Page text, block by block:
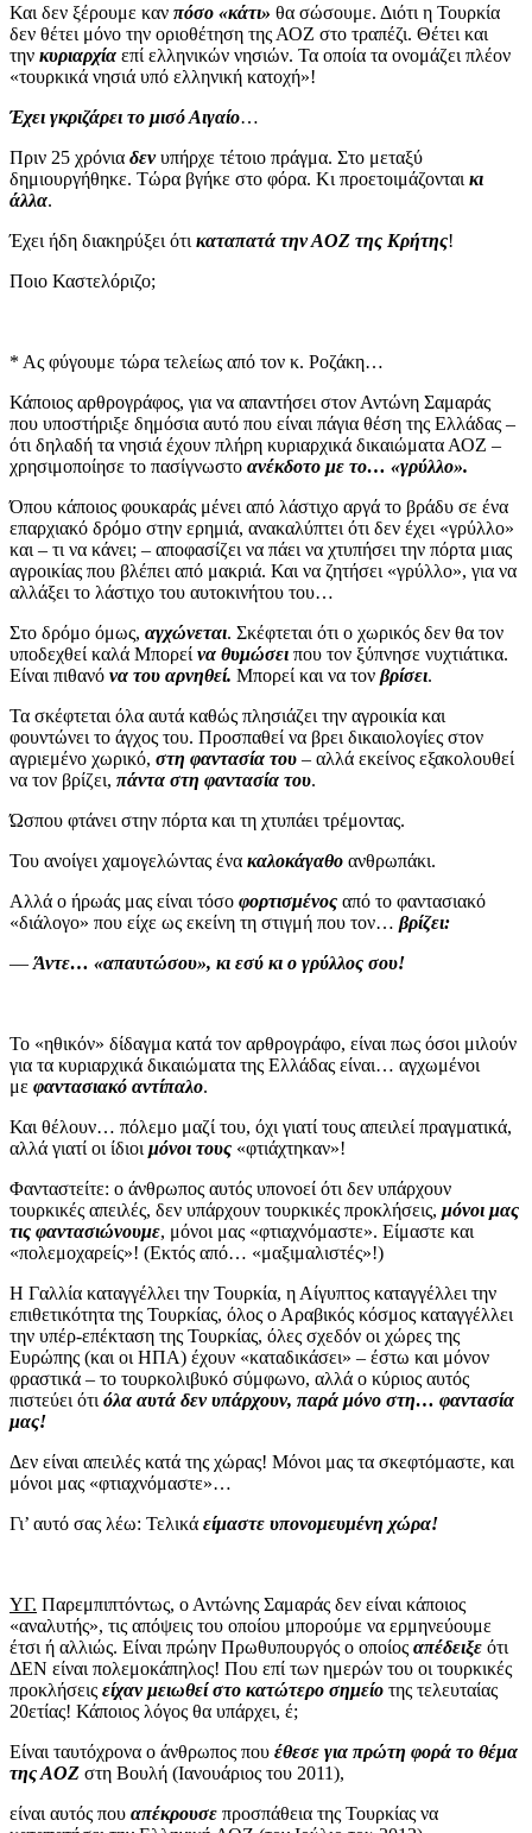
Και δεν ξέρουμε καν πόσο «κάτι» θα σώσουμε. Διότι η Τουρκία
δεν θέτει μόνο την οριοθέτηση της ΑΟΖ στο τραπέζι. Θέτει και
την κυριαρχία επί ελληνικών νησιών. Τα οποία τα ονομάζει πλέον
«τουρκικά νησιά υπό ελληνική κατοχή»!
Έχει γκριζάρει το μισό Αιγαίο…
Πριν 25 χρόνια δενυπήρχε τέτοιο πράγμα. Στο μεταξύ
δημιουργήθηκε. Τώρα βγήκε στο φόρα. Κι προετοιμάζονται κι
άλλα.
Έχει ήδη διακηρύξει ότι καταπατά την ΑΟΖ της Κρήτης!
Ποιο Καστελόριζο;
* Ας φύγουμε τώρα τελείως από τον κ. Ροζάκη…
Κάποιος αρθρογράφος, για να απαντήσει στον Αντώνη Σαμαράς
που υποστήριξε δημόσια αυτό που είναι πάγια θέση της Ελλάδας –
ότι δηλαδή τα νησιά έχουν πλήρη κυριαρχικά δικαιώματα ΑΟΖ –
χρησιμοποίησε το πασίγνωστο ανέκδοτο με το… «γρύλλο».
Όπου κάποιος φουκαράς μένει από λάστιχο αργά το βράδυ σε ένα
επαρχιακό δρόμο στην ερημιά, ανακαλύπτει ότι δεν έχει «γρύλλο»
και – τι να κάνει; – αποφασίζει να πάει να χτυπήσει την πόρτα μιας
αγροικίας που βλέπει από μακριά. Και να ζητήσει «γρύλλο», για να
αλλάξει το λάστιχο του αυτοκινήτου του…
Στο δρόμο όμως, αγχώνεται. Σκέφτεται ότι ο χωρικός δεν θα τον
υποδεχθεί καλά Μπορεί να θυμώσει που τον ξύπνησε νυχτιάτικα.
Είναι πιθανό να του αρνηθεί. Μπορεί και να τον βρίσει.
Τα σκέφτεται όλα αυτά καθώς πλησιάζει την αγροικία και
φουντώνει το άγχος του. Προσπαθεί να βρει δικαιολογίες στον
αγριεμένο χωρικό, στη φαντασία του – αλλά εκείνος εξακολουθεί
να τον βρίζει, πάντα στη φαντασία του.
Ώσπου φτάνει στην πόρτα και τη χτυπάει τρέμοντας.
Του ανοίγει χαμογελώντας ένα καλοκάγαθο ανθρωπάκι.
Αλλά ο ήρωάς μας είναι τόσο φορτισμένος από το φαντασιακό
«διάλογο» που είχε ως εκείνη τη στιγμή που τον… βρίζει:
— Άντε… «απαυτώσου», κι εσύ κι ο γρύλλος σου!
Το «ηθικόν» δίδαγμα κατά τον αρθρογράφο, είναι πως όσοι μιλούν
για τα κυριαρχικά δικαιώματα της Ελλάδας είναι… αγχωμένοι
με φαντασιακό αντίπαλο.
Και θέλουν… πόλεμο μαζί του, όχι γιατί τους απειλεί πραγματικά,
αλλά γιατί οι ίδιοι μόνοι τους «φτιάχτηκαν»!
Φανταστείτε: ο άνθρωπος αυτός υπονοεί ότι δεν υπάρχουν
τουρκικές απειλές, δεν υπάρχουν τουρκικές προκλήσεις, μόνοι μας
τις φαντασιώνουμε, μόνοι μας «φτιαχνόμαστε». Είμαστε και
«πολεμοχαρείς»! (Εκτός από… «μαξιμαλιστές»!)
Η Γαλλία καταγγέλλει την Τουρκία, η Αίγυπτος καταγγέλλει την
επιθετικότητα της Τουρκίας, όλος ο Αραβικός κόσμος καταγγέλλει
την υπέρ-επέκταση της Τουρκίας, όλες σχεδόν οι χώρες της
Ευρώπης (και οι ΗΠΑ) έχουν «καταδικάσει» – έστω και μόνον
φραστικά – το τουρκολιβυκό σύμφωνο, αλλά ο κύριος αυτός
πιστεύει ότι όλα αυτά δεν υπάρχουν, παρά μόνο στη… φαντασία
μας!
Δεν είναι απειλές κατά της χώρας! Μόνοι μας τα σκεφτόμαστε, και
μόνοι μας «φτιαχνόμαστε»…
Γι’ αυτό σας λέω: Τελικά είμαστε υπονομευμένη χώρα!
ΥΓ. Παρεμπιπτόντως, ο Αντώνης Σαμαράς δεν είναι κάποιος
«αναλυτής», τις απόψεις του οποίου μπορούμε να ερμηνεύουμε
έτσι ή αλλιώς. Είναι πρώην Πρωθυπουργός ο οποίος απέδειξε ότι
ΔΕΝ είναι πολεμοκάπηλος! Που επί των ημερών του οι τουρκικές
προκλήσεις είχαν μειωθεί στο κατώτερο σημείο της τελευταίας
20ετίας! Κάποιος λόγος θα υπάρχει, έ;
Είναι ταυτόχρονα ο άνθρωπος που έθεσε για πρώτη φορά το θέμα
της ΑΟΖ στη Βουλή (Ιανουάριος του 2011),
είναι αυτός που απέκρουσε προσπάθεια της Τουρκίας να